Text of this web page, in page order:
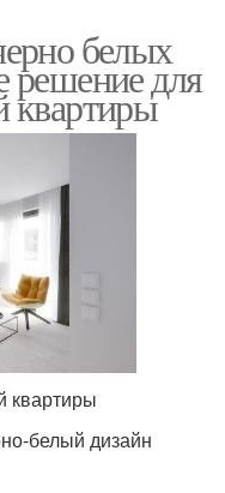
белых
решение для
квартиры
квартиры
белый дизайн